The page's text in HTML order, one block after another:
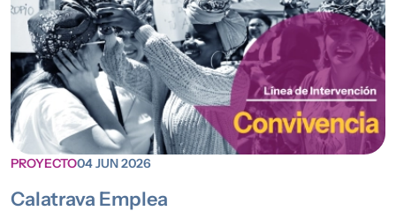
PROYECTO04 JUN 2026
Calatrava Emplea